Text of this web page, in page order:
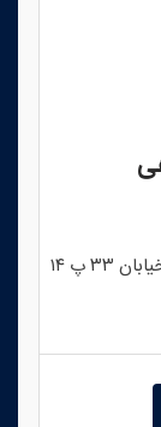
پ ۱۴